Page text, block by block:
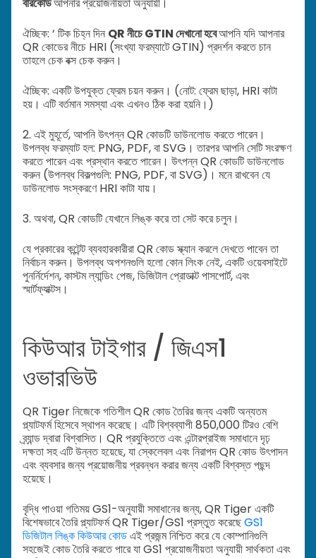
ঐচ্ছিক: ‘ টিক চিহ্ন দিন QR নীচে GTIN দেখানো হবেআপনি যদি আপনার
QR কোডের নীচে HRI (সংখ্যা ফরম্যাটে GTIN) প্রদর্শন করতে চান
তাহলে চেক বক্স চেক করুন।
ঐচ্ছিক: একটি উপযুক্ত ফ্রেম চয়ন করুন। (নোট: ফ্রেম ছাড়া, HRI কাটা
হয়। এটি বর্তমান সমস্যা এবং এখনও ঠিক করা হয়নি।)
2. এই মুহূর্তে, আপনি উৎপন্ন QR কোডটি ডাউনলোড করতে পারেন।
উপলব্ধ ফরম্যাট হল: PNG, PDF, বা SVG। তারপর আপনি সেটি সংরক্ষণ
করতে পারেন এবং প্রস্থান করতে পারেন। উৎপন্ন QR কোডটি ডাউনলোড
করুন (উপলব্ধ বিকল্পগুলি: PNG, PDF, বা SVG)। মনে রাখবেন যে
ডাউনলোড সংস্করণে HRI কাটা যায়।
3. অথবা, QR কোডটি যেখানে লিঙ্ক করে তা সেট করে চলুন।
যে প্রকারের কন্টেন্ট ব্যবহারকারীরা QR কোড স্ক্যান করলে দেখতে পাবেন তা
নির্বাচন করুন। উপলব্ধ অপশনগুলি হলো কোন লিংক নেই, একটি ওয়েবসাইটে
পুনর্নির্দেশন, কাস্টম ল্যান্ডিং পেজ, ডিজিটাল প্রোডাক্ট পাসপোর্ট, এবং
স্মার্টফ্যাক্টস।
কিউআর টাইগার / জিএস1
ওভারভিউ
QR Tiger নিজেকে গতিশীল QR কোড তৈরির জন্য একটি অন্যতম
প্ল্যাটফর্ম হিসেবে স্থাপন করেছে। এটি বিশ্বব্যাপী 850,000 টিরও বেশি
ব্র্যান্ড দ্বারা বিশ্বাসিত। QR প্রযুক্তিতে এবং এন্টারপ্রাইজ সমাধানে দৃঢ়
দক্ষতা সহ এটি উন্নত হয়েছে, যা স্কেলেবল এবং নিরাপদ QR কোড উৎপাদন
এবং ব্যবসার জন্য প্রয়োজনীয় প্রবন্ধন করার জন্য একটি বিশ্বস্ত পছন্দ
হয়েছে।
বৃদ্ধি পাওয়া গতিময় GS1-অনুযায়ী সমাধানের জন্য, QR Tiger একটি
বিশেষভাবে তৈরি প্ল্যাটফর্ম QR Tiger/GS1 প্রস্তুত করেছেGS1
ডিজিটাল লিঙ্ক কিউআর কোডএই প্রজন্ম নিশ্চিত করে যে কোম্পানিগুলি
সহজেই কোড তৈরি করতে পারে যা GS1 প্রয়োজনীয়তা অনুযায়ী সার্থকতা এবং